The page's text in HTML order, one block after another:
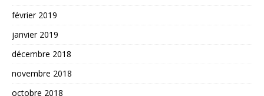
février 2019
janvier 2019
décembre 2018
novembre 2018
octobre 2018